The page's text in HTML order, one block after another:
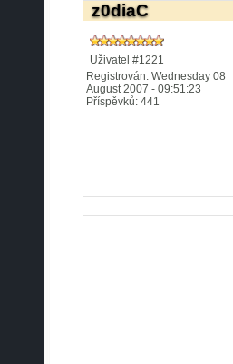
z0diaC
Uživatel #1221
Registrován: Wednesday 08
August 2007 - 09:51:23
Příspěvků: 441